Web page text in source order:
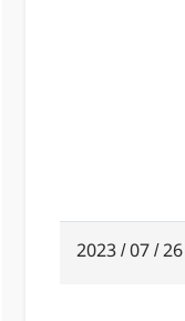
26 / 07 / 2023